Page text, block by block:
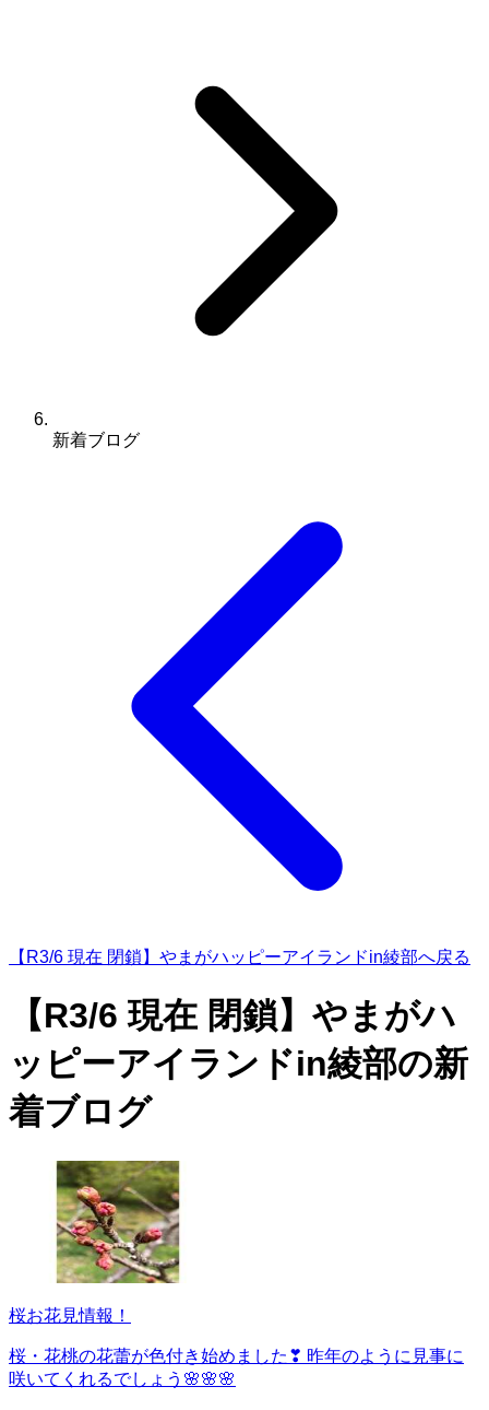
新着ブログ
【R3/6 現在 閉鎖】やまがハッピーアイランドin綾部へ戻る
【R3/6 現在 閉鎖】やまがハ
ッピーアイランドin綾部の新
着ブログ
桜お花見情報！
桜・花桃の花蕾が色付き始めました❣ 昨年のように見事に
咲いてくれるでしょう🌸🌸🌸